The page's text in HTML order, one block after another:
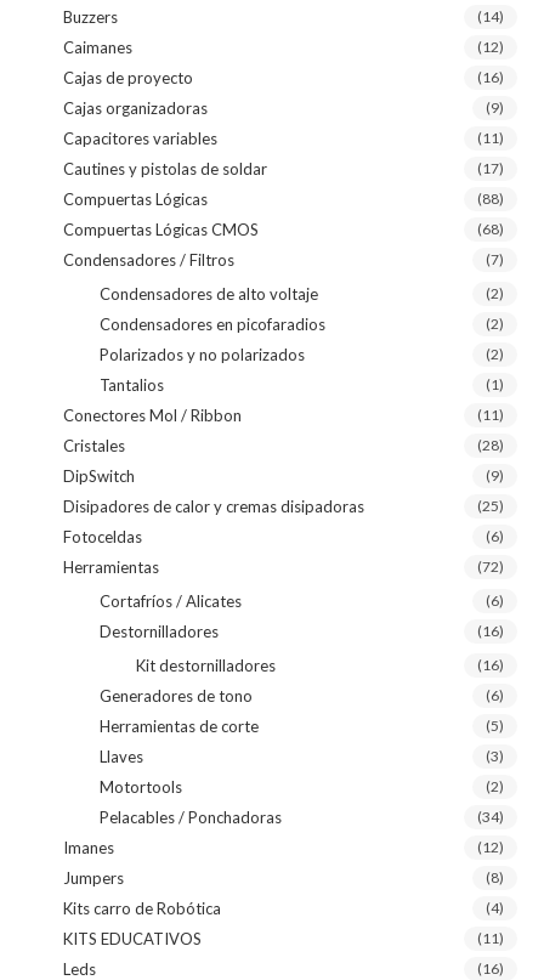
Buzzers (14)
Caimanes (12)
Cajas de proyecto (16)
Cajas organizadoras (9)
Capacitores variables (11)
Cautines y pistolas de soldar (17)
Compuertas Lógicas (88)
Compuertas Lógicas CMOS (68)
Condensadores / Filtros (7)
Condensadores de alto voltaje (2)
Condensadores en picofaradios (2)
Polarizados y no polarizados (2)
Tantalios (1)
Conectores Mol / Ribbon (11)
Cristales (28)
DipSwitch (9)
Disipadores de calor y cremas disipadoras (25)
Fotoceldas (6)
Herramientas (72)
Cortafríos / Alicates (6)
Destornilladores (16)
Kit destornilladores (16)
Generadores de tono (6)
Herramientas de corte (5)
Llaves (3)
Motortools (2)
Pelacables / Ponchadoras (34)
Imanes (12)
Jumpers (8)
Kits carro de Robótica (4)
KITS EDUCATIVOS (11)
Leds (16)